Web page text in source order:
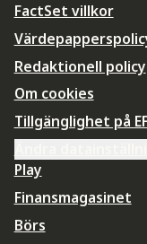
FactSet villkor
Redaktionell policy
Om cookies
Tillgänglighet på
Play
Finansmagasinet
Börs